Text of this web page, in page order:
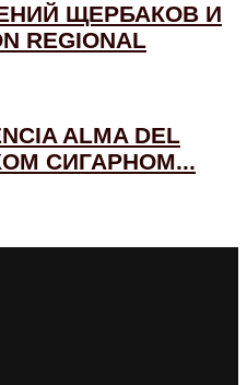
ЩЕРБАКОВ И
REGIONAL
ALMA DEL
СИГАРНОМ...